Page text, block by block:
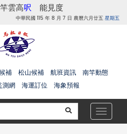
雲高呎 能見度
中華民國 115 年 8 月 7 日 農曆六月廿五 星期五
補 松山候補 航班資訊
南竿動態
測網 海運訂位 海象預報
Toggle